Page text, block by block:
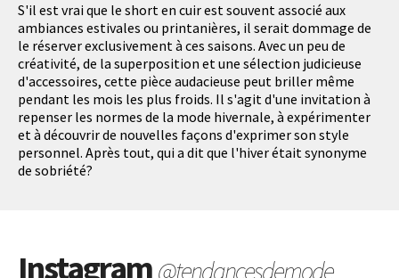
S'il est vrai que le short en cuir est souvent associé aux
ambiances estivales ou printanières, il serait dommage de
le réserver exclusivement à ces saisons. Avec un peu de
créativité, de la superposition et une sélection judicieuse
d'accessoires, cette pièce audacieuse peut briller même
pendant les mois les plus froids. Il s'agit d'une invitation à
repenser les normes de la mode hivernale, à expérimenter
et à découvrir de nouvelles façons d'exprimer son style
personnel. Après tout, qui a dit que l'hiver était synonyme
de sobriété?
Instagram@tendancesdemode